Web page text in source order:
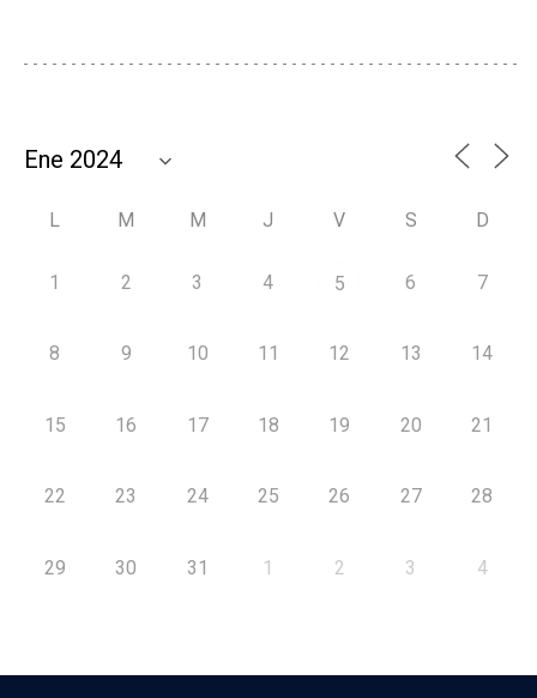
L M M J V S D
1 2 3 4 5 6 7
8 9 10 11 12 13 14
15 16 17 18 19 20 21
22 23 24 25 26 27 28
29 30 31 1 2 3 4